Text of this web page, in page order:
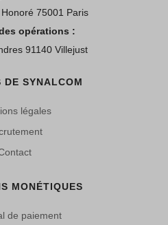
75001 Paris
opérations :
91140 Villejust
DE SYNALCOM
légales
MONÉTIQUES
de paiement